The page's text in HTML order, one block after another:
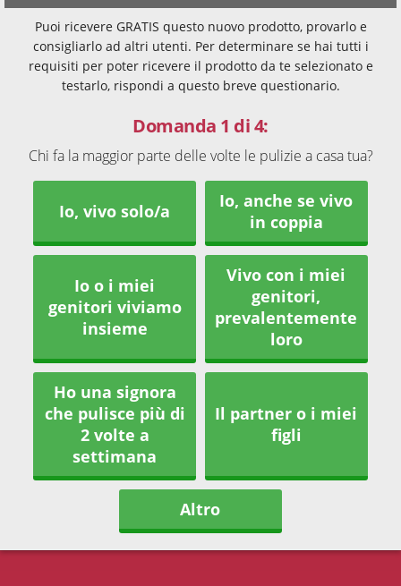
Puoi ricevere GRATIS questo nuovo prodotto, provarlo e
consigliarlo ad altri utenti. Per determinare se hai tutti i
requisiti per poter ricevere il prodotto da te selezionato e
testarlo, rispondi a questo breve questionario.
Domanda 1 di 4:
Chi fa la maggior parte delle volte le pulizie a casa tua?
Io, vivo solo/a
Io, anche se vivo
in coppia
Io o i miei
genitori viviamo
insieme
Vivo con i miei
genitori,
prevalentemente
loro
Ho una signora
che pulisce più di
2 volte a
settimana
Il partner o i miei
figli
Altro